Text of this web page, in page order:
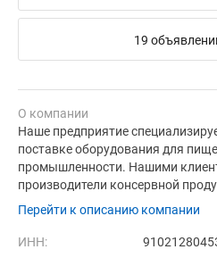
19
О компании
Наше предприятие
поставке оборудования для
промышленности. Нашими
производители консервной
Перейти к описанию компании
ИНН: